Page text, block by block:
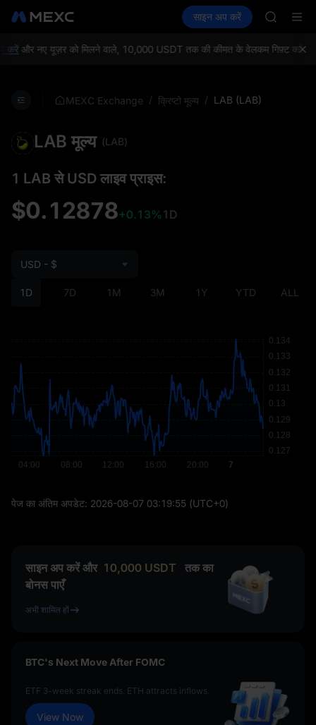
स्पॉट फ़्यूचर्स SPCX कमाएँ
साइन अप करें
UNITREE
करेंऔर नए यूज़र को मिलने वाले, 10,000 USDT तक की कीमत के वेलकम गिफ़्ट क्लेम
MEXC Exchange / क्रिप्टो मूल्य / LAB (LAB)
LAB मूल्य (LAB)
1 LAB से USD लाइव प्राइस:
$0.12878+0.13% 1D
1D 7D 1M 3M 1Y YTD ALL
USD - $
पेज का अंतिम अपडेट: 2026-08-07 03:19:55 (UTC+0)
साइन अप करें और 10,000 USDT
तक का
बोनस पाएँ
अभी शामिल हों
BTC's Next Move After FOMC
ETF 3-week streak ends. ETH attracts inflows.
View Now